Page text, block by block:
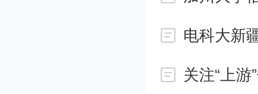
南京师范大学
清、郭秉文
著名教育家陶
关注“上游